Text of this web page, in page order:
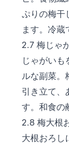
ぷりの梅干
ます。冷蔵
2.7 梅じゃ
じゃがい
ルな副菜。
引き立て、
す。和食の
2.8 梅大根
大根おろし